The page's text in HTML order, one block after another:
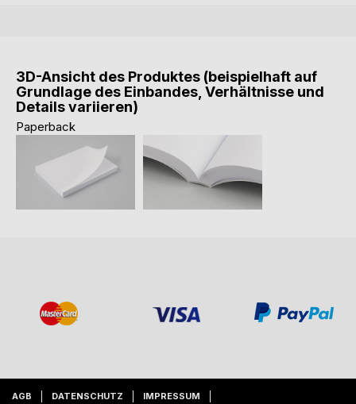
3D-Ansicht des Produktes (beispielhaft auf
Grundlage des Einbandes, Verhältnisse und
Details variieren)
Paperback
AGB DATENSCHUTZ IMPRESSUM